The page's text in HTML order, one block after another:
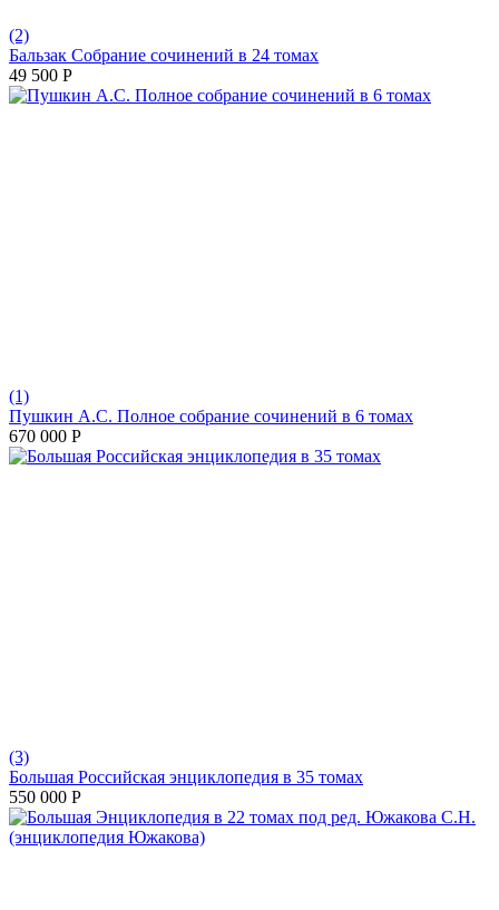
(2)
Бальзак Собрание сочинений в 24 томах
49 500 Р
(1)
Пушкин А.С. Полное собрание сочинений в 6 томах
670 000 Р
(3)
Большая Российская энциклопедия в 35 томах
550 000 Р